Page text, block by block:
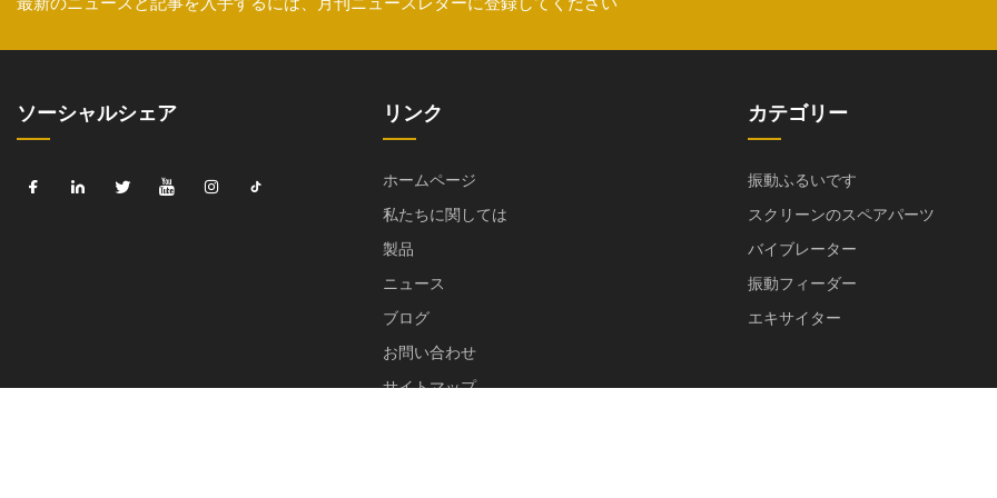
ソーシャルシェア リンク
ホームページ
私たちに関しては
製品
ニュース
ブログ
お問い合わせ
サイトマップ
カテゴリー
振動ふるいです
スクリーンのスペアパーツ
バイブレーター
振動フィーダー
エキサイター